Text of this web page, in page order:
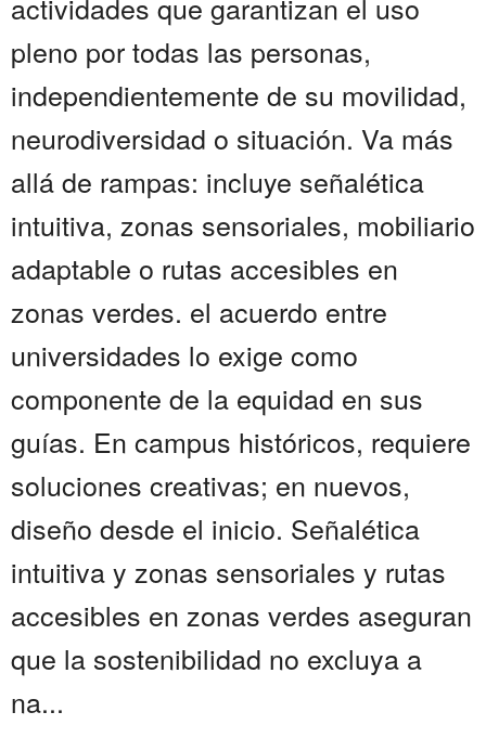
pleno por todas las personas,
independientemente de su movilidad,
neurodiversidad o situación. Va más
allá de rampas: incluye señalética
intuitiva, zonas sensoriales, mobiliario
adaptable o rutas accesibles en
zonas verdes. el acuerdo entre
universidades lo exige como
componente de la equidad en sus
guías. En campus históricos, requiere
soluciones creativas; en nuevos,
diseño desde el inicio. Señalética
intuitiva y zonas sensoriales y rutas
accesibles en zonas verdes aseguran
que la sostenibilidad no excluya a
na...